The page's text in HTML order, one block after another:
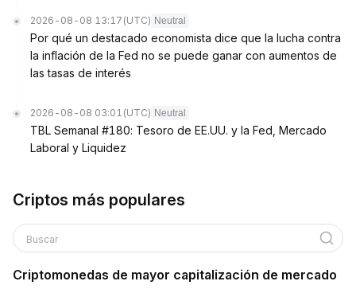
2026-08-08 13:17 (UTC) Neutral
Por qué un destacado economista dice que la lucha contra
la inflación de la Fed no se puede ganar con aumentos de
las tasas de interés
2026-08-08 03:01 (UTC) Neutral
TBL Semanal #180: Tesoro de EE.UU. y la Fed, Mercado
Laboral y Liquidez
Criptos más populares
Buscar
Criptomonedas de mayor capitalización de mercado